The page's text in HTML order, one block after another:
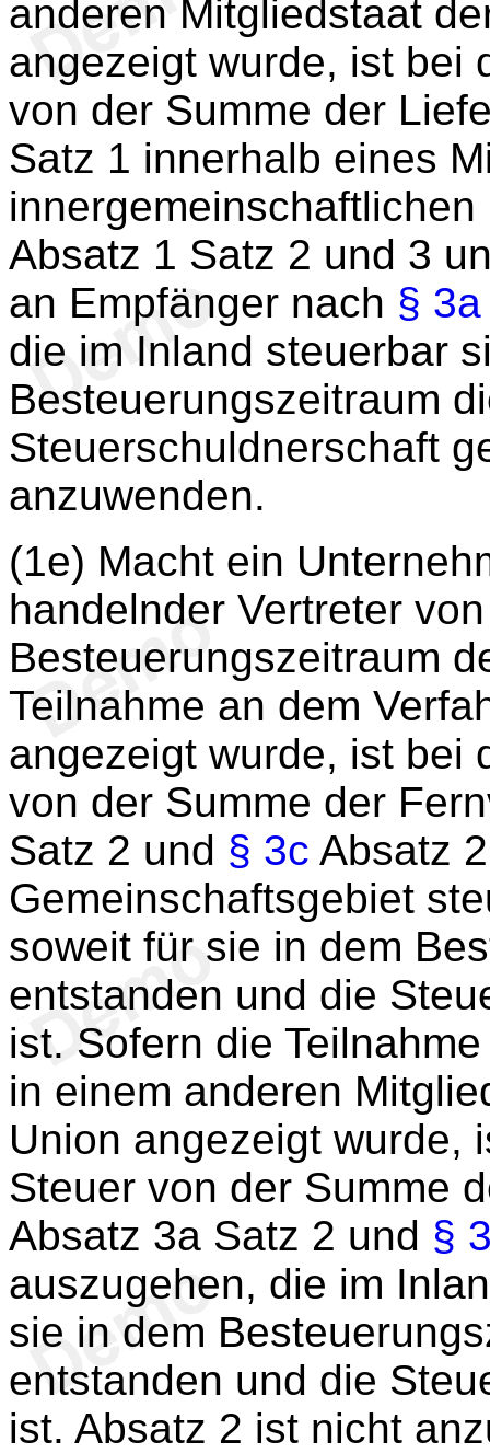
anderen Mitgliedstaat
angezeigt wurde, ist bei
von der Summe der
Satz 1 innerhalb eines
Absatz 1 Satz 2 und 3
an Empfänger nach § 3a
die im Inland steuerbar
Besteuerungszeitraum
Steuerschuldnerschaft
anzuwenden.
(1e) Macht ein
handelnder Vertreter
Besteuerungszeitraum
Teilnahme an dem
angezeigt wurde, ist bei
von der Summe der
Satz 2 und § 3c Absatz
Gemeinschaftsgebiet
soweit für sie in dem
entstanden und die
ist. Sofern die
in einem anderen
Union angezeigt wurde,
Steuer von der Summe
Absatz 3a Satz 2 und §
auszugehen, die im
sie in dem
entstanden und die
ist. Absatz 2 ist nicht